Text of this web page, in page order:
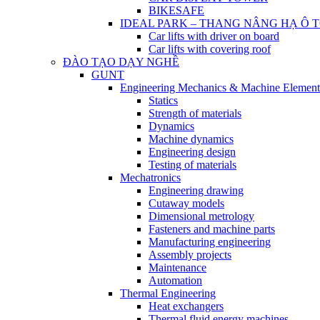
BIKESAFE
IDEAL PARK – THANG NÂNG HẠ Ô
Car lifts with driver on board
Car lifts with covering roof
ĐÀO TẠO DẠY NGHỀ
GUNT
Engineering Mechanics & Machine
Statics
Strength of materials
Dynamics
Machine dynamics
Engineering design
Testing of materials
Mechatronics
Engineering drawing
Cutaway models
Dimensional metrology
Fasteners and machine parts
Manufacturing engineering
Assembly projects
Maintenance
Automation
Thermal Engineering
Heat exchangers